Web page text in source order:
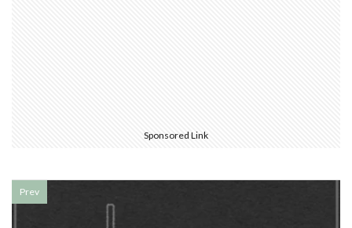
Sponsored Link
Prev